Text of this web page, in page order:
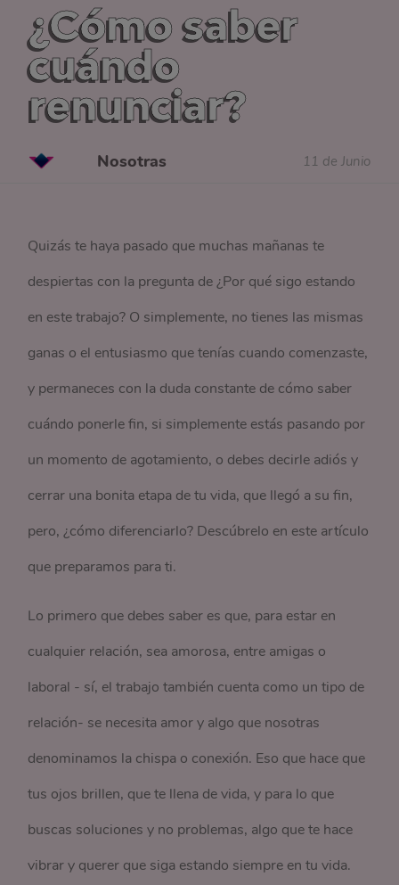
¿Cómo saber
cuándo
renunciar?
Nosotras 11 de Junio
Quizás te haya pasado que muchas mañanas te
despiertas con la pregunta de ¿Por qué sigo estando
en este trabajo? O simplemente, no tienes las mismas
ganas o el entusiasmo que tenías cuando comenzaste,
y permaneces con la duda constante de cómo saber
cuándo ponerle fin, si simplemente estás pasando por
un momento de agotamiento, o debes decirle adiós y
cerrar una bonita etapa de tu vida, que llegó a su fin,
pero, ¿cómo diferenciarlo? Descúbrelo en este artículo
que preparamos para ti.
Lo primero que debes saber es que, para estar en
cualquier relación, sea amorosa, entre amigas o
laboral - sí, el trabajo también cuenta como un tipo de
relación- se necesita amor y algo que nosotras
denominamos la chispa o conexión. Eso que hace que
tus ojos brillen, que te llena de vida, y para lo que
buscas soluciones y no problemas, algo que te hace
vibrar y querer que siga estando siempre en tu vida.